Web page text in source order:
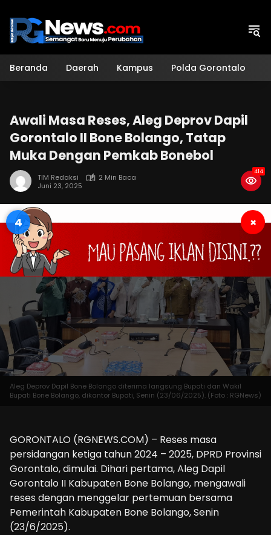
konten
Beranda Daerah Kampus Polda Gorontalo
Awali Masa Reses, Aleg Deprov Dapil
Gorontalo II Bone Bolango, Tatap
Muka Dengan Pemkab Bonebol
TIM Redaksi
2 Min Baca
Juni 23, 2025
414
3 ×
Aleg Deprov Dapil Bone Bolango diterima langsung Bupati dan Wakil
Bupati Bone Bolango, dikantor Bupati, Senin (23/06/2025). (Foto : RGNews)
GORONTALO (RGNEWS.COM) – Reses masa
persidangan ketiga tahun 2024 – 2025, DPRD Provinsi
Gorontalo, dimulai. Dihari pertama, Aleg Dapil
Gorontalo II Kabupaten Bone Bolango, mengawali
reses dengan menggelar pertemuan bersama
Pemerintah Kabupaten Bone Bolango, Senin
(23/6/2025).